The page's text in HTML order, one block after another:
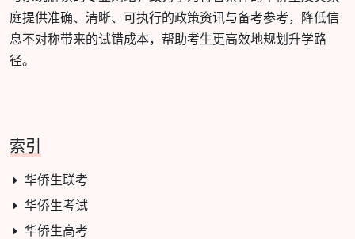
庭提供准确、清晰、可执行的政策资讯与备考参考，降低信
息不对称带来的试错成本，帮助考生更高效地规划升学路
径。
索引
华侨生联考
华侨生考试
华侨生高考